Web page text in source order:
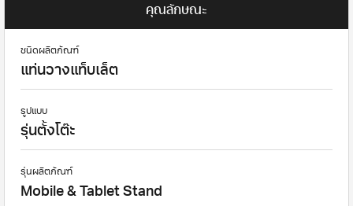
คุณลักษณะ
ชนิดผลิตภัณฑ์
แท่นวางแท็บเล็ต
รูปแบบ
รุ่นตั้งโต๊ะ
รุ่นผลิตภัณฑ์
Mobile & Tablet Stand